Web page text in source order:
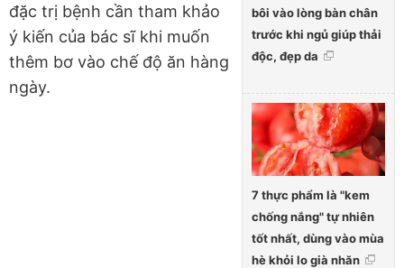
bôi vào lòng bàn chân
trước khi ngủ giúp thải
độc, đẹp da
7 thực phẩm là "kem
chống nắng" tự nhiên
tốt nhất, dùng vào mùa
hè khỏi lo già nhăn
đặc trị bệnh cần tham khảo
ý kiến của bác sĩ khi muốn
thêm bơ vào chế độ ăn hàng
ngày.